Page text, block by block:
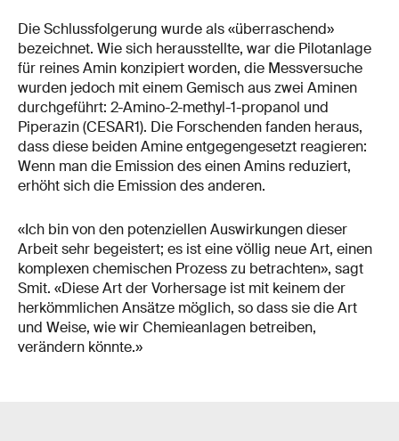
Die Schlussfolgerung wurde als «überraschend»
bezeichnet. Wie sich herausstellte, war die Pilotanlage
für reines Amin konzipiert worden, die Messversuche
wurden jedoch mit einem Gemisch aus zwei Aminen
durchgeführt: 2-Amino-2-methyl-1-propanol und
Piperazin (CESAR1). Die Forschenden fanden heraus,
dass diese beiden Amine entgegengesetzt reagieren:
Wenn man die Emission des einen Amins reduziert,
erhöht sich die Emission des anderen.
«Ich bin von den potenziellen Auswirkungen dieser
Arbeit sehr begeistert; es ist eine völlig neue Art, einen
komplexen chemischen Prozess zu betrachten», sagt
Smit. «Diese Art der Vorhersage ist mit keinem der
herkömmlichen Ansätze möglich, so dass sie die Art
und Weise, wie wir Chemieanlagen betreiben,
verändern könnte.»